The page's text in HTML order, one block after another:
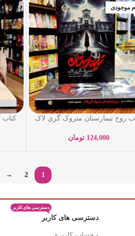
موجودی
روح تیمارستان متروک گری لاک
کودک یار
124,000 تومان
کتاب
1
2
→
دسترسی های کاربر
دسترسی های کاربر